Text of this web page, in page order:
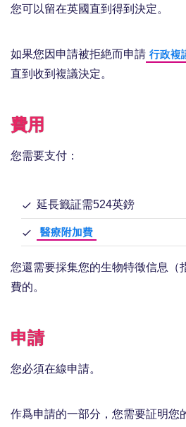
您可以留在英國直到得到決定。
如果您因申請被拒絶而申請 行政複
直到收到複議決定。
費用
您需要支付：
延長籤証需524英鎊
醫療附加費
您還需要採集您的生物特徵信息
費的。
申請
您必須在線申請。
作爲申請的一部分，您需要証明您